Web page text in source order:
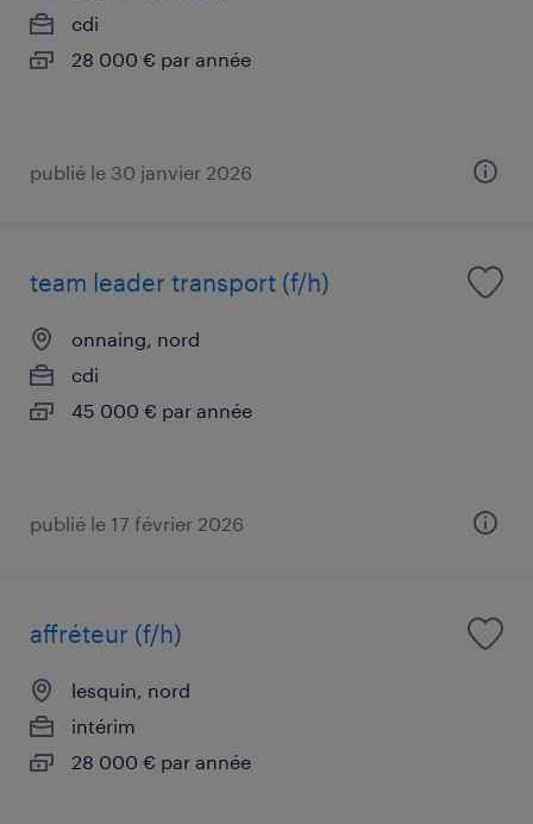
cdi
28 000 € par année
publié le 30 janvier 2026
team leader transport (f/h)
onnaing, nord
cdi
45 000 € par année
publié le 17 février 2026
affréteur (f/h)
lesquin, nord
intérim
28 000 € par année